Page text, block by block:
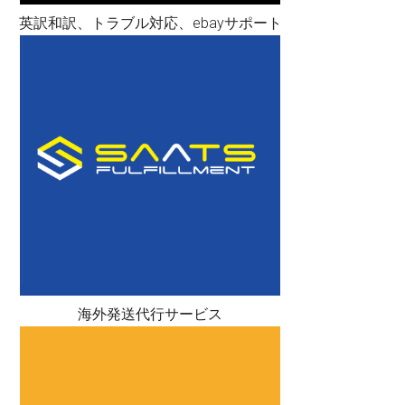
英訳和訳、トラブル対応、ebayサポート
海外発送代行サービス